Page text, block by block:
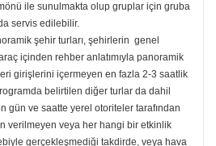
ile sunulmakta olup gruplar için gruba
servis edilebilir.
şehir turları, şehirlerin genel
içinden rehber anlatımıyla panoramik
girişlerini içermeyen en fazla 2-3 saatlik
belirtilen diğer turlar da dahil
gün ve saatte yerel otoriteler tarafından
verilmeyen veya her hangi bir etkinlik
gerçekleşmediği takdirde, veya hava